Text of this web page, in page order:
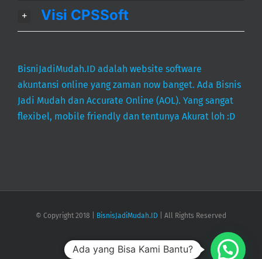
Visi CPSSoft
BisniJadiMudah.ID adalah website software
akuntansi online yang zaman now banget. Ada Bisnis
Jadi Mudah dan Accurate Online (AOL). Yang sangat
flexibel, mobile friendly dan tentunya Akurat loh :D
© Copyright 2018 | BisnisJadiMudah.ID | All Rights Reserved
FacebookInstagram
Email
Ada yang Bisa Kami Bantu?